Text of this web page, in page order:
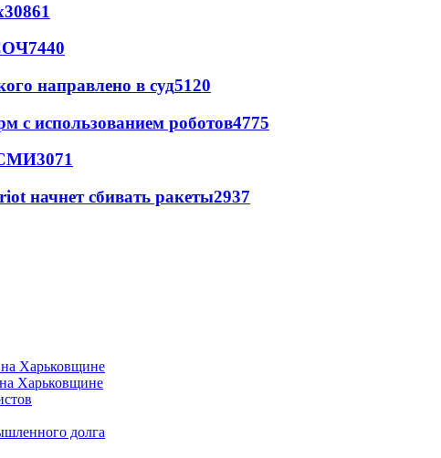
30861
7440
направлено в суд5120
с использованием роботов4775
СМИ3071
начнет сбивать ракеты2937
Харьковщине
долга